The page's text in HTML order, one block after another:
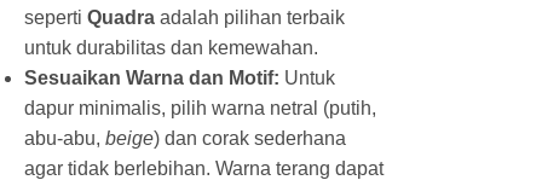
seperti Quadra adalah pilihan terbaik
untuk durabilitas dan kemewahan.
Sesuaikan Warna dan Motif: Untuk
dapur minimalis, pilih warna netral (putih,
abu-abu, beige) dan corak sederhana
agar tidak berlebihan. Warna terang dapat